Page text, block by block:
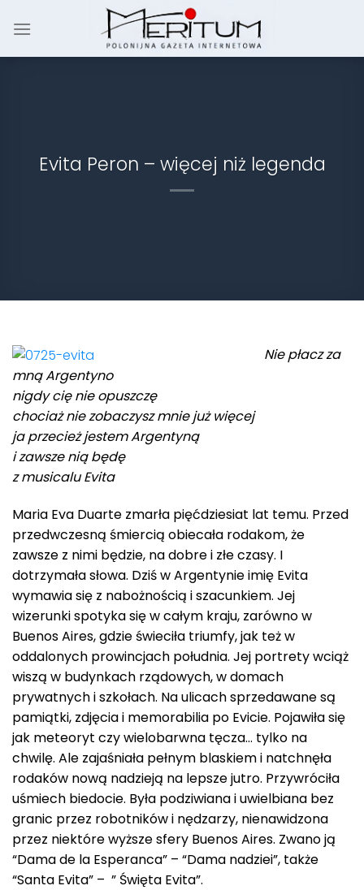
Evita Peron – więcej niż legenda
Nie płacz za
mną Argentyno
nigdy cię nie opuszczę
chociaż nie zobaczysz mnie już więcej
ja przecież jestem Argentyną
i zawsze nią będę
z musicalu Evita
Maria Eva Duarte zmarła pięćdziesiat lat temu. Przed
przedwczesną śmiercią obiecała rodakom, że
zawsze z nimi będzie, na dobre i złe czasy. I
dotrzymała słowa. Dziś w Argentynie imię Evita
wymawia się z nabożnością i szacunkiem. Jej
wizerunki spotyka się w całym kraju, zarówno w
Buenos Aires, gdzie świeciła triumfy, jak też w
oddalonych prowincjach południa. Jej portrety wciąż
wiszą w budynkach rządowych, w domach
prywatnych i szkołach. Na ulicach sprzedawane są
pamiątki, zdjęcia i memorabilia po Evicie. Pojawiła się
jak meteoryt czy wielobarwna tęcza… tylko na
chwilę. Ale zajaśniała pełnym blaskiem i natchnęła
rodaków nową nadzieją na lepsze jutro. Przywróciła
uśmiech biedocie. Była podziwiana i uwielbiana bez
granic przez robotników i nędzarzy, nienawidzona
przez niektóre wyższe sfery Buenos Aires. Zwano ją
“Dama de la Esperanca” – “Dama nadziei”, także
“Santa Evita” – ” Święta Evita”.